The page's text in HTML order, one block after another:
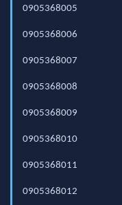
0905368005
0905368006
0905368007
0905368008
0905368009
0905368010
0905368011
0905368012